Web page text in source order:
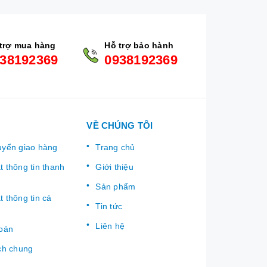
mua hàng Hỗ trợ bảo hành
0938192369
giao hàng
thông tin thanh
thông tin cá
chung
VỀ CHÚNG TÔI
Trang chủ
Giới thiệu
Sản phẩm
Tin tức
Liên hệ